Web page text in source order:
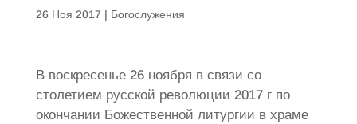
26 Ноя 2017 | Богослужения
В воскресенье 26 ноября в связи со
столетием русской революции 2017 г по
окончании Божественной литургии в храме